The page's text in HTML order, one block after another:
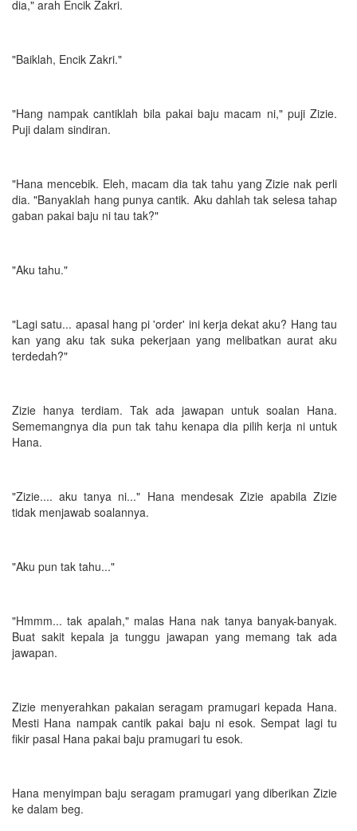
dia," arah Encik Zakri.
"Baiklah, Encik Zakri."
"Hang nampak cantiklah bila pakai baju macam ni," puji Zizie.
Puji dalam sindiran.
"Hana mencebik. Eleh, macam dia tak tahu yang Zizie nak perli
dia. "Banyaklah hang punya cantik. Aku dahlah tak selesa tahap
gaban pakai baju ni tau tak?"
"Aku tahu."
"Lagi satu... apasal hang pi 'order' ini kerja dekat aku? Hang tau
kan yang aku tak suka pekerjaan yang melibatkan aurat aku
terdedah?"
Zizie hanya terdiam. Tak ada jawapan untuk soalan Hana.
Sememangnya dia pun tak tahu kenapa dia pilih kerja ni untuk
Hana.
"Zizie.... aku tanya ni..." Hana mendesak Zizie apabila Zizie
tidak menjawab soalannya.
"Aku pun tak tahu..."
"Hmmm... tak apalah," malas Hana nak tanya banyak-banyak.
Buat sakit kepala ja tunggu jawapan yang memang tak ada
jawapan.
Zizie menyerahkan pakaian seragam pramugari kepada Hana.
Mesti Hana nampak cantik pakai baju ni esok. Sempat lagi tu
fikir pasal Hana pakai baju pramugari tu esok.
Hana menyimpan baju seragam pramugari yang diberikan Zizie
ke dalam beg.